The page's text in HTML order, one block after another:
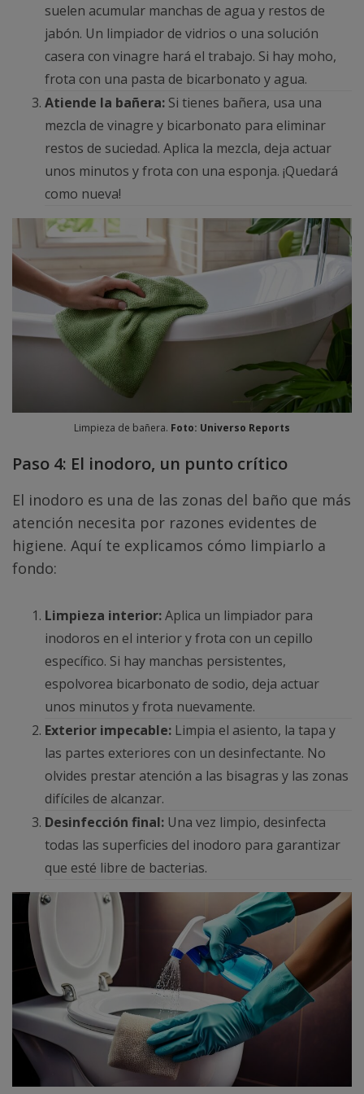
suelen acumular manchas de agua y restos de
jabón. Un limpiador de vidrios o una solución
casera con vinagre hará el trabajo. Si hay moho,
frota con una pasta de bicarbonato y agua.
Atiende la bañera: Si tienes bañera, usa una
mezcla de vinagre y bicarbonato para eliminar
restos de suciedad. Aplica la mezcla, deja actuar
unos minutos y frota con una esponja. ¡Quedará
como nueva!
Limpieza de bañera. Foto: Universo Reports
Paso 4: El inodoro, un punto crítico
El inodoro es una de las zonas del baño que más
atención necesita por razones evidentes de
higiene. Aquí te explicamos cómo limpiarlo a
fondo:
Limpieza interior:Aplica un limpiador para
inodoros en el interior y frota con un cepillo
específico. Si hay manchas persistentes,
espolvorea bicarbonato de sodio, deja actuar
unos minutos y frota nuevamente.
Exterior impecable: Limpia el asiento, la tapa y
las partes exteriores con un desinfectante. No
olvides prestar atención a las bisagras y las zonas
difíciles de alcanzar.
Desinfección final: Una vez limpio, desinfecta
todas las superficies del inodoro para garantizar
que esté libre de bacterias.